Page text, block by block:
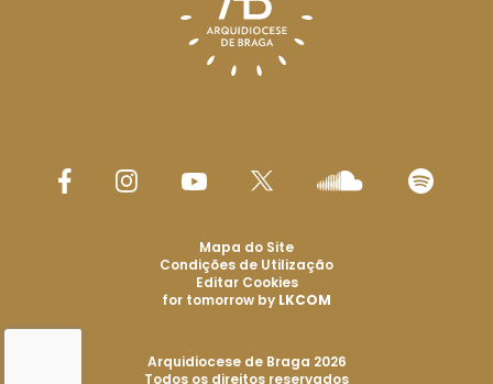
Arquidiocese de Braga 2026
Todos os direitos reservados
Mapa do Site
Condições de Utilização
Editar Cookies
for tomorrow by LKCOM